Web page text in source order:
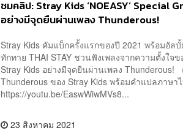
ชมคลิป: Stray Kids ‘NOEASY’ Special
อย่างมีจุดยืนผ่านเพลง Thunderous!
Stray Kids คัมแบ็กครั้งแรกของปี 2021 พร้อมอัลบั้
ทักทาย THAI STAY ชวนฟังเพลงจากความตั้งใจ
Stray Kids อย่างมีจุดยืนผ่านเพลง
Thunderous ของ Stray Kids พร้อมคำแปลภาษา
https://youtu.be/EaswWiwMVs8...
23 สิงหาคม 2021